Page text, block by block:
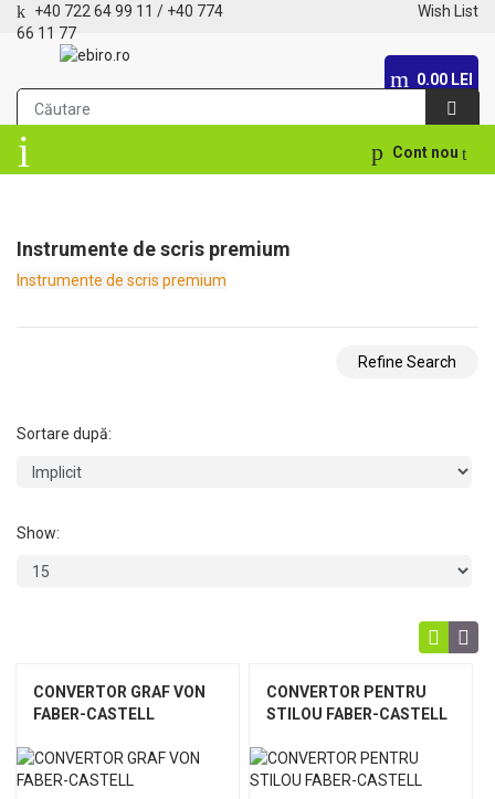
+40 722 64 99 11 / +40 774
66 11 77
Wish List
0.00 LEI
Cont nou
Instrumente de scris premium
Instrumente de scris premium
Refine Search
Sortare după:
Show:
CONVERTOR GRAF VON
FABER-CASTELL
CONVERTOR PENTRU
STILOU FABER-CASTELL